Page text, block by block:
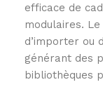
efficace de
modulaires.
d’importer ou
générant des
bibliothèques